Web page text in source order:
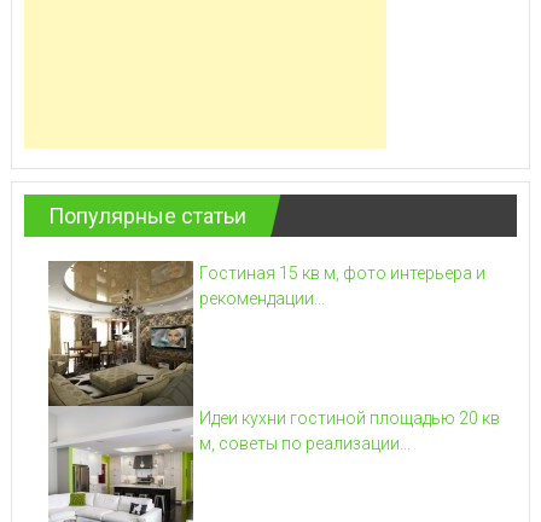
Популярные статьи
Гостиная 15 кв м, фото интерьера и
рекомендации...
Идеи кухни гостиной площадью 20 кв
м, советы по реализации...